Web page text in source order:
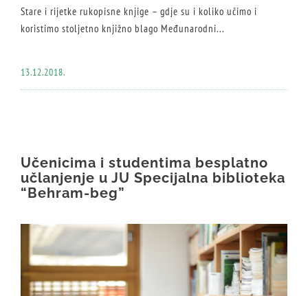
Stare i rijetke rukopisne knjige – gdje su i koliko učimo i
koristimo stoljetno knjižno blago Međunarodni...
13.12.2018.
Učenicima i studentima besplatno
učlanjenje u JU Specijalna biblioteka
“Behram-beg”